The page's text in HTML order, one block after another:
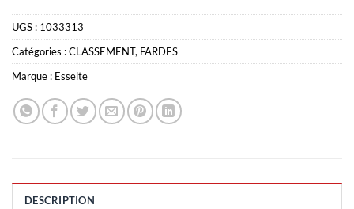
UGS : 1033313
Catégories :CLASSEMENT, FARDES
Marque : Esselte
DESCRIPTION